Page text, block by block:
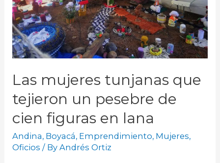
Las mujeres tunjanas que
tejieron un pesebre de
cien figuras en lana
Andina, Boyacá, Emprendimiento, Mujeres,
Oficios / ByAndrés Ortiz